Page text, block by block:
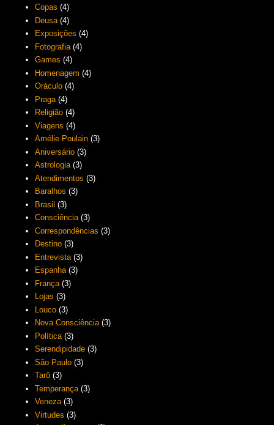
Copas (4)
Deusa (4)
Exposições (4)
Fotografia (4)
Games (4)
Homenagem (4)
Oráculo (4)
Praga (4)
Religião (4)
Viagens (4)
Amélie Poulain (3)
Aniversário (3)
Astrologia (3)
Atendimentos (3)
Baralhos (3)
Brasil (3)
Consciência (3)
Correspondências (3)
Destino (3)
Entrevista (3)
Espanha (3)
França (3)
Lojas (3)
Louco (3)
Nova Consciência (3)
Política (3)
Serendipidade (3)
São Paulo (3)
Tarô (3)
Temperança (3)
Veneza (3)
Virtudes (3)